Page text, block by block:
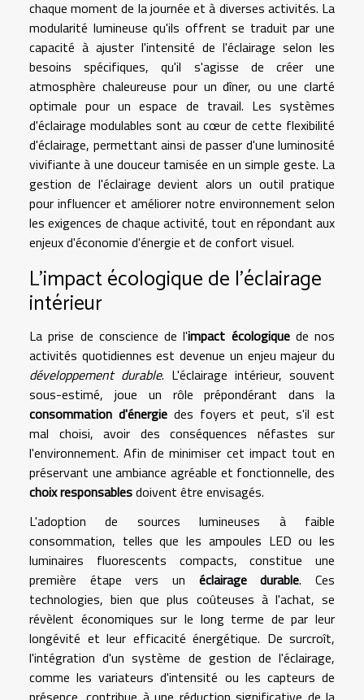
chaque moment de la journée et à diverses activités. La
modularité lumineuse qu'ils offrent se traduit par une
capacité à ajuster l'intensité de l'éclairage selon les
besoins spécifiques, qu'il s'agisse de créer une
atmosphère chaleureuse pour un dîner, ou une clarté
optimale pour un espace de travail. Les systèmes
d'éclairage modulables sont au cœur de cette flexibilité
d'éclairage, permettant ainsi de passer d'une luminosité
vivifiante à une douceur tamisée en un simple geste. La
gestion de l'éclairage devient alors un outil pratique
pour influencer et améliorer notre environnement selon
les exigences de chaque activité, tout en répondant aux
enjeux d'économie d'énergie et de confort visuel.
L'impact écologique de l'éclairage
intérieur
La prise de conscience de l'impact écologiquede nos
activités quotidiennes est devenue un enjeu majeur du
développement durable. L'éclairage intérieur, souvent
sous-estimé, joue un rôle prépondérant dans la
consommation d'énergiedes foyers et peut, s'il est
mal choisi, avoir des conséquences néfastes sur
l'environnement. Afin de minimiser cet impact tout en
préservant une ambiance agréable et fonctionnelle, des
choix responsablesdoivent être envisagés.
L'adoption de sources lumineuses à faible
consommation, telles que les ampoules LED ou les
luminaires fluorescents compacts, constitue une
première étape vers un éclairage durable. Ces
technologies, bien que plus coûteuses à l'achat, se
révèlent économiques sur le long terme de par leur
longévité et leur efficacité énergétique. De surcroît,
l'intégration d'un système de gestion de l'éclairage,
comme les variateurs d'intensité ou les capteurs de